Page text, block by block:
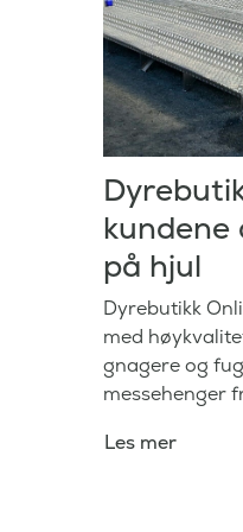
kundene
på hjul
Dyrebutikk
med
gnagere og
messehenger
Les mer